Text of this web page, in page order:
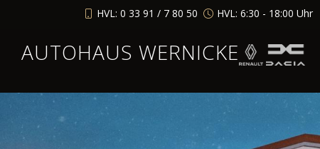
HVL: 0 33 91 / 7 80 50 HVL: 6:30 - 18:00 Uhr
AUTOHAUS WERNICKE